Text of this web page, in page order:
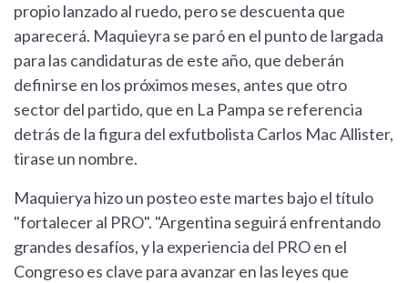
propio lanzado al ruedo, pero se descuenta que
aparecerá. Maquieyra se paró en el punto de largada
para las candidaturas de este año, que deberán
definirse en los próximos meses, antes que otro
sector del partido, que en La Pampa se referencia
detrás de la figura del exfutbolista Carlos Mac Allister,
tirase un nombre.
Maquierya hizo un posteo este martes bajo el título
"fortalecer al PRO". "Argentina seguirá enfrentando
grandes desafíos, y la experiencia del PRO en el
Congreso es clave para avanzar en las leyes que